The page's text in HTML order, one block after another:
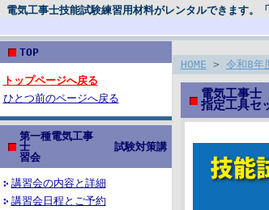
電気工事士技能試験練習用材料がレンタルできます。
TOP
トップページへ戻る
ひとつ前のページへ戻る
第一種電気工事
士 試験対策講
習会
講習会の内容と詳細
講習会日程とご予約
HOME > 令和8
電気工事
指定工具セ